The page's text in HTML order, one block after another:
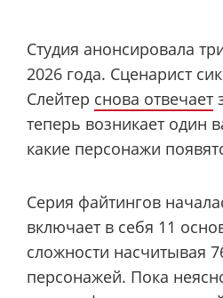
Студия анонсировала
2026 года. Сценарист
Слейтер снова отвечает
теперь возникает один
какие персонажи
Серия файтингов
включает в себя 11
сложности насчитывая
персонажей. Пока